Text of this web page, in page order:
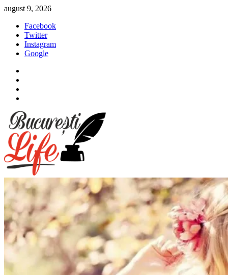
Sari
conținut
august 9, 2026
Facebook
Twitter
Instagram
Google